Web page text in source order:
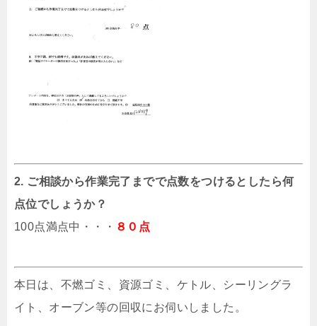
2. ご相談から作業完了までで点数をつけるとしたら何
点位でしょうか？
100点満点中・・・ ８０点
本日は、不燃ゴミ、資源ゴミ、ケトル、シーリングラ
イト、オーブン等の回収にお伺いしました。